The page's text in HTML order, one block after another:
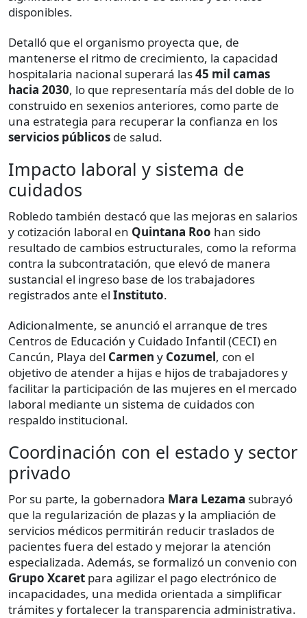
disponibles.
Detalló que el organismo proyecta que, de
mantenerse el ritmo de crecimiento, la capacidad
hospitalaria nacional superará las45 mil camas
hacia 2030, lo que representaría más del doble de lo
construido en sexenios anteriores, como parte de
una estrategia para recuperar la confianza en los
servicios públicos de salud.
Impacto laboral y sistema de
cuidados
Robledo también destacó que las mejoras en salarios
y cotización laboral en Quintana Roo han sido
resultado de cambios estructurales, como la reforma
contra la subcontratación, que elevó de manera
sustancial el ingreso base de los trabajadores
registrados ante el Instituto.
Adicionalmente, se anunció el arranque de tres
Centros de Educación y Cuidado Infantil (CECI) en
Cancún, Playa del Carmen y Cozumel, con el
objetivo de atender a hijas e hijos de trabajadores y
facilitar la participación de las mujeres en el mercado
laboral mediante un sistema de cuidados con
respaldo institucional.
Coordinación con el estado y sector
privado
Por su parte, la gobernadora Mara Lezama subrayó
que la regularización de plazas y la ampliación de
servicios médicos permitirán reducir traslados de
pacientes fuera del estado y mejorar la atención
especializada. Además, se formalizó un convenio con
Grupo Xcaret para agilizar el pago electrónico de
incapacidades, una medida orientada a simplificar
trámites y fortalecer la transparencia administrativa.